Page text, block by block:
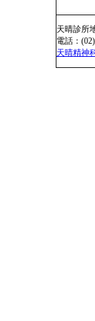
天晴診所
電話：
天晴精神